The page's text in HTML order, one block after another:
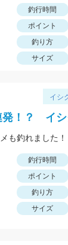
釣行時間
ポイント
釣り方
サイズ
イシ
発！？ イ
も釣れました！
釣行時間
ポイント
釣り方
サイズ